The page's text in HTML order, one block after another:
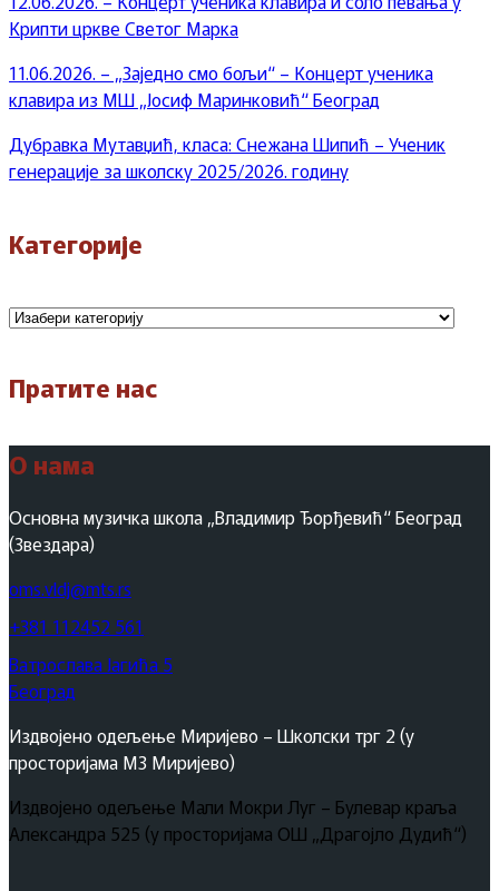
Крипти цркве Светог Марка
11.06.2026. – „Заједно смо бољи“ – Концерт ученика
клавира из МШ „Јосиф Маринковић“ Београд
Дубравка Мутавџић, класа: Снежана Шипић – Ученик
генерације за школску 2025/2026. годину
Категорије
Категорије
Пратите нас
О нама
Основна музичка школа „Владимир Ђорђевић“ Београд
(Звездара)
oms.vldj@mts.rs
+381 112452 561
Ватрослава Јагића 5
Београд
Издвојено одељење Миријево – Школски трг 2 (у
просторијама МЗ Миријево)
Издвојено одељење Мали Мокри Луг – Булевар краља
Александра 525 (у просторијама ОШ „Драгојло Дудић“)